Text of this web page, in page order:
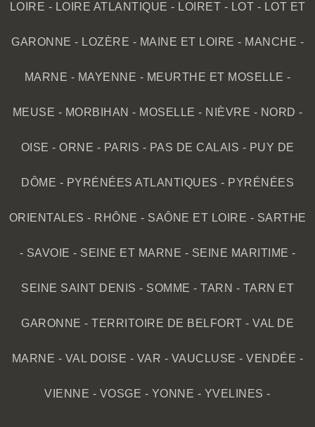
LOIRE - LOIRE ATLANTIQUE - LOIRET - LOT - LOT ET
GARONNE - LOZÈRE - MAINE ET LOIRE - MANCHE -
MARNE - MAYENNE - MEURTHE ET MOSELLE -
MEUSE - MORBIHAN - MOSELLE - NIÈVRE - NORD -
OISE - ORNE - PARIS - PAS DE CALAIS - PUY DE
DÔME - PYRÉNÉES ATLANTIQUES - PYRÉNÉES
ORIENTALES - RHÔNE - SAÔNE ET LOIRE - SARTHE
- SAVOIE - SEINE ET MARNE - SEINE MARITIME -
SEINE SAINT DENIS - SOMME - TARN - TARN ET
GARONNE - TERRITOIRE DE BELFORT - VAL DE
MARNE - VAL DOISE - VAR - VAUCLUSE -VENDÉE -
VIENNE - VOSGE - YONNE - YVELINES -